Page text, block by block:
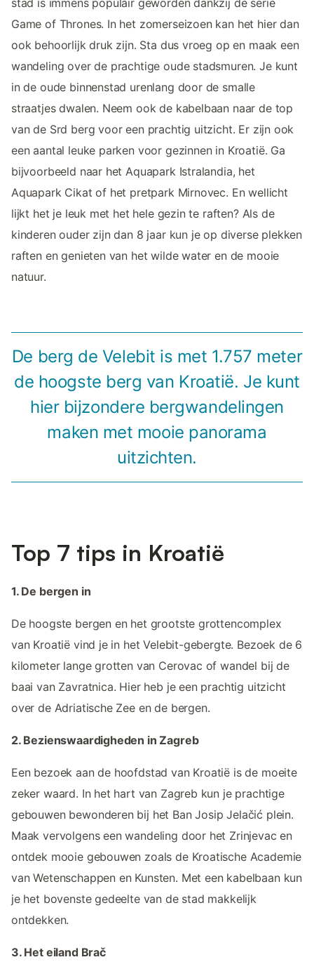
Game of Thrones. In het zomerseizoen kan het hier dan
ook behoorlijk druk zijn. Sta dus vroeg op en maak een
wandeling over de prachtige oude stadsmuren. Je kunt
in de oude binnenstad urenlang door de smalle
straatjes dwalen. Neem ook de kabelbaan naar de top
van de Srd berg voor een prachtig uitzicht. Er zijn ook
een aantal leuke parken voor gezinnen in Kroatië. Ga
bijvoorbeeld naar het Aquapark Istralandia, het
Aquapark Cikat of het pretpark Mirnovec. En wellicht
lijkt het je leuk met het hele gezin te raften? Als de
kinderen ouder zijn dan 8 jaar kun je op diverse plekken
raften en genieten van het wilde water en de mooie
natuur.
De berg de Velebit is met 1.757 meter
de hoogste berg van Kroatië. Je kunt
hier bijzondere bergwandelingen
maken met mooie panorama
uitzichten.
Top 7 tips in Kroatië
1. De bergen in
De hoogste bergen en het grootste grottencomplex
van Kroatië vind je in het Velebit-gebergte. Bezoek de 6
kilometer lange grotten van Cerovac of wandel bij de
baai van Zavratnica. Hier heb je een prachtig uitzicht
over de Adriatische Zee en de bergen.
2. Bezienswaardigheden in Zagreb
Een bezoek aan de hoofdstad van Kroatië is de moeite
zeker waard. In het hart van Zagreb kun je prachtige
gebouwen bewonderen bij het Ban Josip Jelačić plein.
Maak vervolgens een wandeling door het Zrinjevac en
ontdek mooie gebouwen zoals de Kroatische Academie
van Wetenschappen en Kunsten. Met een kabelbaan kun
je het bovenste gedeelte van de stad makkelijk
ontdekken.
3. Het eiland Brač